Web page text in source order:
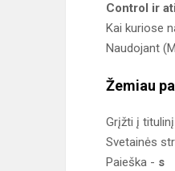
Control ir
Kai kuriose
Naudojant
Žemiau
Grįžti į
Svetainės
Paieška - s